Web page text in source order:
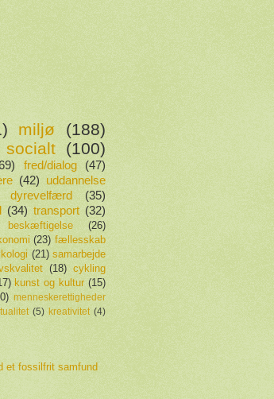
miljø
(188)
socialt (100)
fred/dialog
(47)
(42) uddannelse
dyrevelfærd
(35)
(34) transport (32)
beskæftigelse
(26)
(23) fællesskab
(21) samarbejde
(18) cykling
kunst og kultur (15)
menneskerettigheder
(5) kreativitet (4)
et fossilfrit samfund